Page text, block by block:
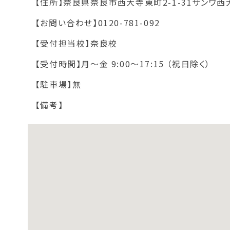
【お問い合わせ】0120-781-092
【受付担当校】奈良校
【受付時間】月～金 9:00～17:15 （祝日除く）
【駐車場】無
【備考】